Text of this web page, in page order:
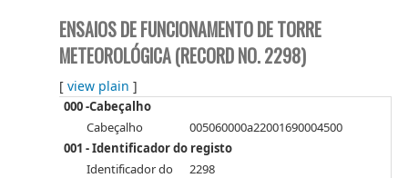
ENSAIOS DE FUNCIONAMENTO DE TORRE
METEOROLÓGICA (RECORD NO. 2298)
[view plain ]
000 -Cabeçalho
Cabeçalho
005060000a22001690004500
001 - Identificador do registo
Identificador do
2298